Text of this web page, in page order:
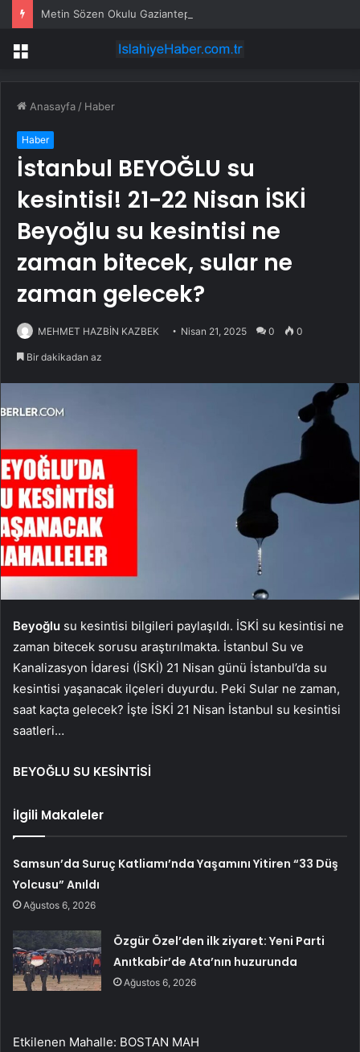
Menü
Anasayfa / Haber
Haber
İstanbul BEYOĞLU su
kesintisi! 21-22 Nisan İSKİ
Beyoğlu su kesintisi ne
zaman bitecek, sular ne
zaman gelecek?
MEHMET HAZBİN KAZBEK Nisan 21, 2025 0 0
Bir dakikadan az
Beyoğlu su kesintisi bilgileri paylaşıldı. İSKİ su kesintisi ne
zaman bitecek sorusu araştırılmakta. İstanbul Su ve
Kanalizasyon İdaresi (İSKİ) 21 Nisan günü İstanbul’da su
kesintisi yaşanacak ilçeleri duyurdu. Peki Sular ne zaman,
saat kaçta gelecek? İşte İSKİ 21 Nisan İstanbul su kesintisi
saatleri…
BEYOĞLU SU KESİNTİSİ
İlgili Makaleler
Samsun’da Suruç Katliamı’nda Yaşamını Yitiren “33 Düş
Yolcusu” Anıldı
Ağustos 6, 2026
Özgür Özel’den ilk ziyaret: Yeni Parti
Anıtkabir’de Ata’nın huzurunda
Ağustos 6, 2026
Etkilenen Mahalle: BOSTAN MAH